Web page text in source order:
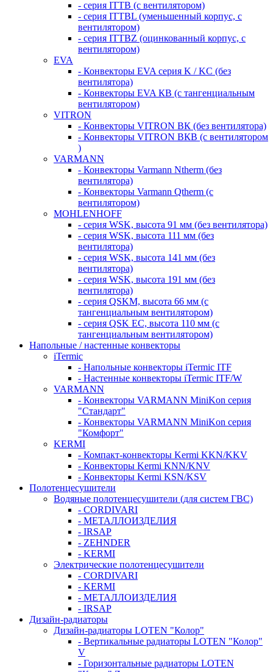
- серия ITTB (с вентилятором)
- серия ITTBL (уменьшенный корпус, с
вентилятором)
- серия ITTBZ (оцинкованный корпус, с
вентилятором)
EVA
- Конвекторы EVA серия K / KC (без
вентилятора)
- Конвекторы EVA КВ (с тангенциальным
вентилятором)
VITRON
- Конвекторы VITRON ВК (без вентилятора)
- Конвекторы VITRON ВКВ (с вентилятором
)
VARMANN
- Конвекторы Varmann Ntherm (без
вентилятора)
- Конвекторы Varmann Qtherm (с
вентилятором)
MOHLENHOFF
- серия WSK, высота 91 мм (без вентилятора)
- серия WSK, высота 111 мм (без
вентилятора)
- серия WSK, высота 141 мм (без
вентилятора)
- серия WSK, высота 191 мм (без
вентилятора)
- серия QSKM, высота 66 мм (с
тангенциальным вентилятором)
- серия QSK EC, высота 110 мм (с
тангенциальным вентилятором)
Напольные / настенные конвекторы
iTermic
- Напольные конвекторы iTermic ITF
- Настенные конвекторы iTermic ITF/W
VARMANN
- Конвекторы VARMANN MiniKon серия
"Стандарт"
- Конвекторы VARMANN MiniKon серия
"Комфорт"
KERMI
- Компакт-конвекторы Kermi KKN/KKV
- Конвекторы Kermi KNN/KNV
- Конвекторы Kermi KSN/KSV
Полотенцесушители
Водяные полотенцесушители (для систем ГВС)
- CORDIVARI
- МЕТАЛЛОИЗДЕЛИЯ
- IRSAP
- ZEHNDER
- KERMI
Электрические полотенцесушители
- CORDIVARI
- KERMI
- МЕТАЛЛОИЗДЕЛИЯ
- IRSAP
Дизайн-радиаторы
Дизайн-радиаторы LOTEN "Колор"
- Вертикальные радиаторы LOTEN "Колор"
V
- Горизонтальные радиаторы LOTEN